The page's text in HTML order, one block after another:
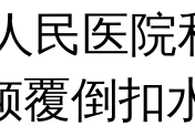
民医院
倾覆倒